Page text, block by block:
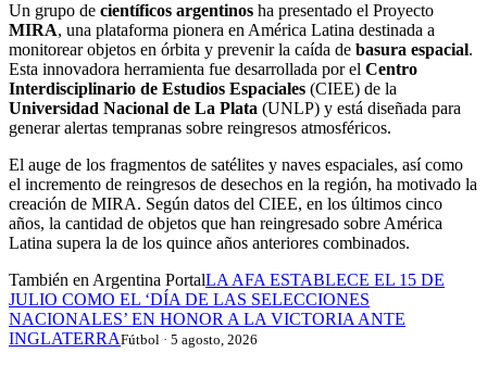
Un grupo de científicos argentinos ha presentado el Proyecto
MIRA, una plataforma pionera en América Latina destinada a
monitorear objetos en órbita y prevenir la caída de basura espacial.
Esta innovadora herramienta fue desarrollada por el Centro
Interdisciplinario de Estudios Espaciales (CIEE) de la
Universidad Nacional de La Plata (UNLP) y está diseñada para
generar alertas tempranas sobre reingresos atmosféricos.
El auge de los fragmentos de satélites y naves espaciales, así como
el incremento de reingresos de desechos en la región, ha motivado la
creación de MIRA. Según datos del CIEE, en los últimos cinco
años, la cantidad de objetos que han reingresado sobre América
Latina supera la de los quince años anteriores combinados.
También en Argentina PortalLA AFA ESTABLECE EL 15 DE
JULIO COMO EL ‘DÍA DE LAS SELECCIONES
NACIONALES’ EN HONOR A LA VICTORIA ANTE
INGLATERRAFútbol · 5 agosto, 2026